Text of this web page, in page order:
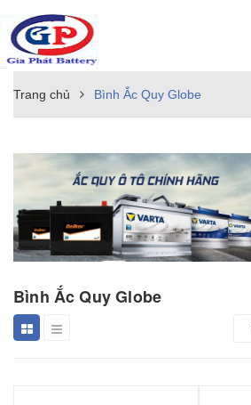
Trang chủ Bình Ắc Quy Globe
Bình Ắc Quy Globe